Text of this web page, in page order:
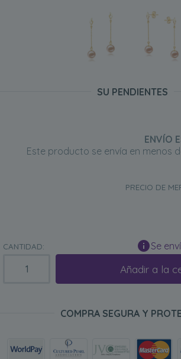
SU PENDIENTES
ENVÍO
Este producto se envía en menos
PRECIO DE
CANTIDAD: Se
Añadir a la
COMPRA SEGURA Y